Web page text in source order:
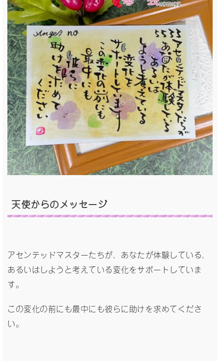
天使からのメッセージ
アセンテッドマスターたちが、あなたが体験している、
あるいはしようと考えている変化をサポートしていま
す。
この変化の前にも最中にも彼らに助けを求めてくださ
い。